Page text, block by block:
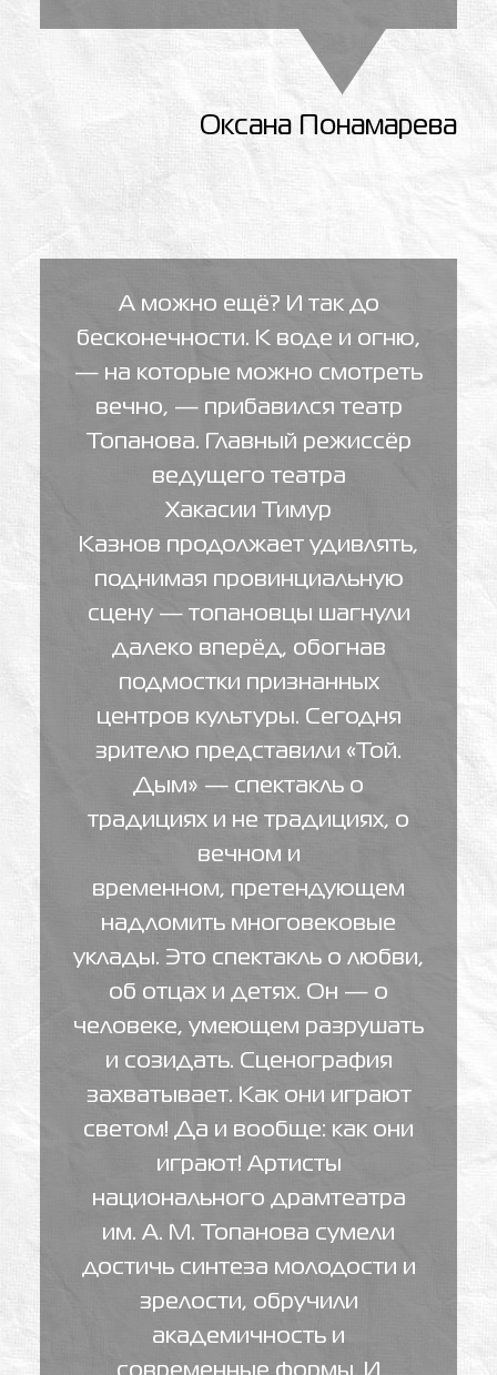
Оксана Понамарева
А можно ещё? И так до
бесконечности. К воде и огню,
— на которые можно смотреть
вечно, — прибавился театр
Топанова. Главный режиссёр
ведущего театра
Хакасии Тимур
Казнов продолжает удивлять,
поднимая провинциальную
сцену — топановцы шагнули
далеко вперёд, обогнав
подмостки признанных
центров культуры. Сегодня
зрителю представили «Той.
Дым» — спектакль о
традициях и не традициях, о
вечном и
временном, претендующем
надломить многовековые
уклады. Это спектакль о любви,
об отцах и детях. Он — о
человеке, умеющем разрушать
и созидать. Сценография
захватывает. Как они играют
светом! Да и вообще: как они
играют! Артисты
национального драмтеатра
им. А. М. Топанова сумели
достичь синтеза молодости и
зрелости, обручили
академичность и